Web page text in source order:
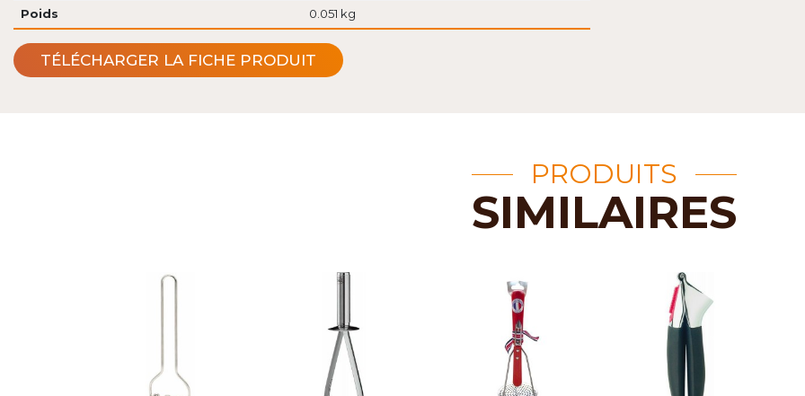
Poids 0.051 kg
TÉLÉCHARGER LA FICHE PRODUIT
PRODUITS
SIMILAIRES